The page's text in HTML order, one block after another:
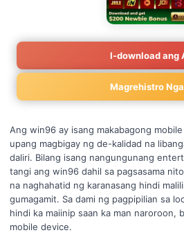
I-download ang
Magrehistro
Ang win96 ay isang makabagong
upang magbigay ng de-kalidad na
daliri. Bilang isang nangungunang
tangi ang win96 dahil sa pagsasama
na naghahatid ng karanasang hindi
gumagamit. Sa dami ng pagpipilian sa
hindi ka maiinip saan ka man naroroon,
mobile device.